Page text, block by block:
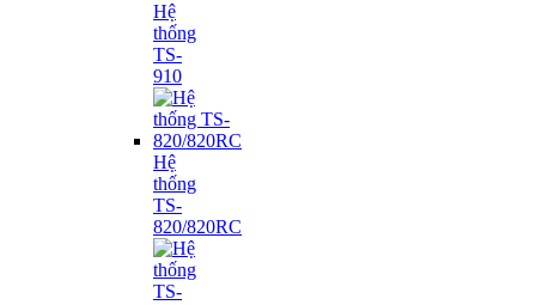
Hệ
thống
TS-
910
Hệ
thống
TS-
820/820RC